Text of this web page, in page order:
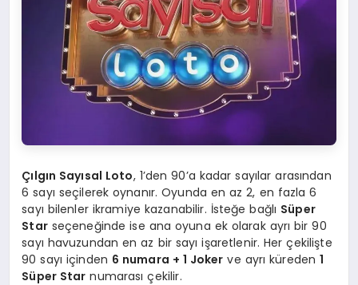
Çılgın Sayısal Loto, 1’den 90’a kadar sayılar arasından
6 sayı seçilerek oynanır. Oyunda en az 2, en fazla 6
sayı bilenler ikramiye kazanabilir. İsteğe bağlı Süper
Starseçeneğinde ise ana oyuna ek olarak ayrı bir 90
sayı havuzundan en az bir sayı işaretlenir. Her çekilişte
90 sayı içinden 6 numara + 1 Joker ve ayrı küreden1
Süper Star numarası çekilir.